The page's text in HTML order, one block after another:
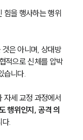
힘을 행사하는 행위
은 아니며, 상대방
적으로 신체를 압박
습니다.
자세 교정 과정에서
행위인지, 공격 의
.